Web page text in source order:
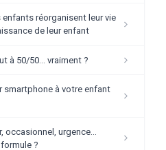
réorganisent leur vie
de leur enfant
à 50/50… vraiment ?
smartphone à votre enfant
occasionnel, urgence...
?